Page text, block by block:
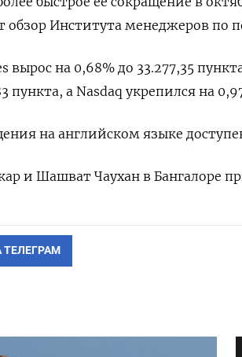
обзор Института менеджеров по
вырос на 0,68% до 33.277,35
пункта, а Nasdaq укрепился на
на английском языке
и Шашват Чаухан в Бангалоре
ТЕЛЕГРАМ